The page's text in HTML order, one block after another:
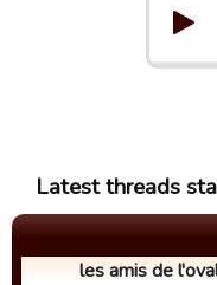
Latest threads
les amis de